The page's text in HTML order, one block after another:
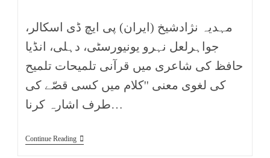
مہدیہ نژادشیخ (ایران) پی ایچ ڈی اسکالر،
جواہرلعل نہرو یونیورسٹی، دہلی، انڈیا
حافظ کی شاعری میں قرآنی تلمیحات تلمیح
کی لغوی معنی ''کلام میں کسی قصّے کی
طرف اشارہ کرنا…
Continue Reading